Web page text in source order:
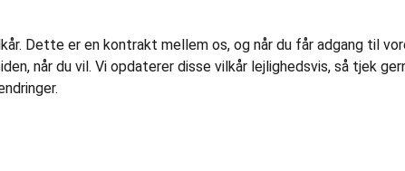
Dette er en kontrakt mellem os, og når du får adgang til
når du vil. Vi opdaterer disse vilkår lejlighedsvis, så tjek